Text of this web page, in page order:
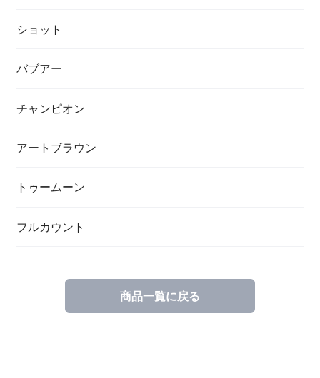
ショット
バブアー
チャンピオン
アートブラウン
トゥームーン
フルカウント
商品一覧に戻る